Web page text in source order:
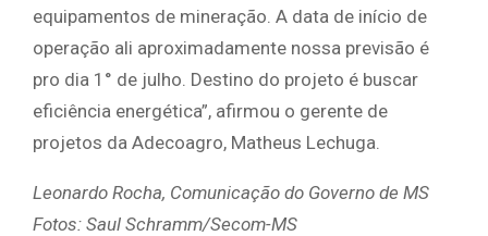
equipamentos de mineração. A data de início de
operação ali aproximadamente nossa previsão é
pro dia 1° de julho. Destino do projeto é buscar
eficiência energética”, afirmou o gerente de
projetos da Adecoagro, Matheus Lechuga.
Leonardo Rocha, Comunicação do Governo de MS
Fotos: Saul Schramm/Secom-MS